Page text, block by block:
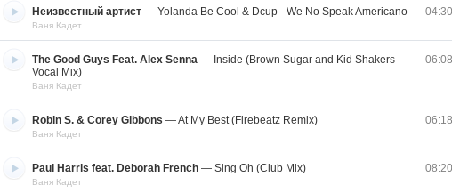
04:30
Неизвестный артист — Yolanda Be Cool & Dcup - We No Speak Americano
Ваня Кадет
06:08
The Good Guys Feat. Alex Senna — Inside (Brown Sugar and Kid Shakers
Vocal Mix)
Ваня Кадет
06:18
Robin S. & Corey Gibbons —At My Best (Firebeatz Remix)
Ваня Кадет
08:20
Paul Harris feat. Deborah French — Sing Oh (Club Mix)
Ваня Кадет